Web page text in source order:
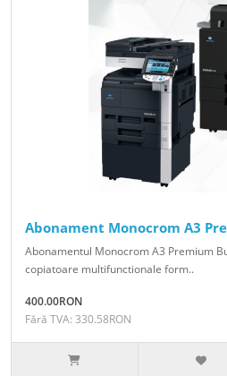
Abonament Monocrom A3
Abonamentul Monocrom A3 Premium
copiatoare multifunctionale form..
400.00RON
Fără TVA: 330.58RON